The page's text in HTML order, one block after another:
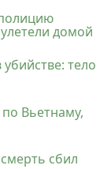
домой
тело
Вьетнаму,
сбил